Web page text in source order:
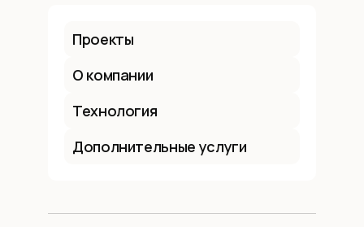
Проекты
О компании
Технология
Дополнительные услуги